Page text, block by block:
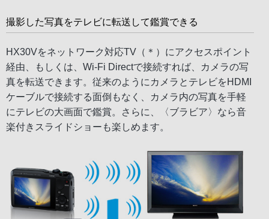
撮影した写真をテレビに転送して鑑賞できる
HX30Vをネットワーク対応TV（＊）にアクセスポイント
経由、もしくは、Wi-Fi Directで接続すれば、カメラの写
真を転送できます。従来のようにカメラとテレビをHDMI
ケーブルで接続する面倒もなく、カメラ内の写真を手軽
にテレビの大画面で鑑賞。さらに、〈ブラビア〉なら音
楽付きスライドショーも楽しめます。